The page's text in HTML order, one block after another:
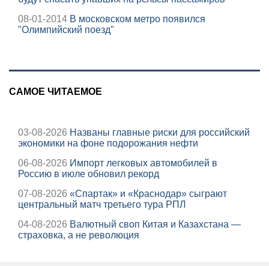
08-01-2014 В московском метро появился
"Олимпийский поезд"
САМОЕ ЧИТАЕМОЕ
03-08-2026 Названы главные риски для российский
экономики на фоне подорожания нефти
06-08-2026 Импорт легковых автомобилей в
Россию в июле обновил рекорд
07-08-2026 «Спартак» и «Краснодар» сыграют
центральный матч третьего тура РПЛ
04-08-2026 Валютный своп Китая и Казахстана —
страховка, а не революция